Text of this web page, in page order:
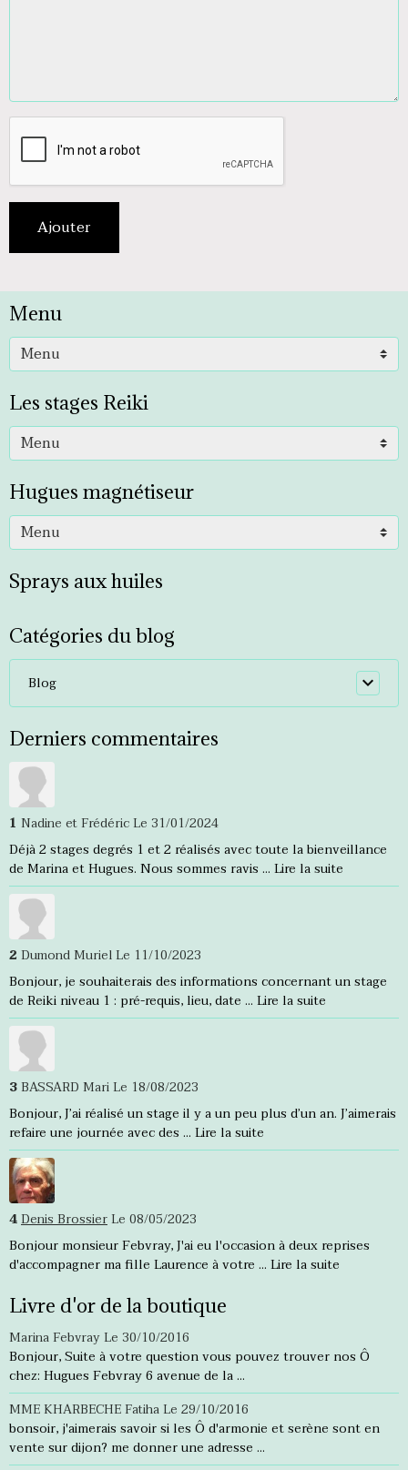
Ajouter
Menu
Les stages Reiki
Hugues magnétiseur
Sprays aux huiles
Catégories du blog
Blog
Derniers commentaires
1 Nadine et FrédéricLe 31/01/2024
Déjà 2 stages degrés 1 et 2 réalisés avec toute la bienveillance
de Marina et Hugues. Nous sommes ravis ... Lire la suite
2 Dumond MurielLe 11/10/2023
Bonjour, je souhaiterais des informations concernant un stage
de Reiki niveau 1 : pré-requis, lieu, date ... Lire la suite
3BASSARD MariLe 18/08/2023
Bonjour, J’ai réalisé un stage il y a un peu plus d’un an. J’aimerais
refaire une journée avec des ... Lire la suite
4Denis BrossierLe 08/05/2023
Bonjour monsieur Febvray, J'ai eu l'occasion à deux reprises
d'accompagner ma fille Laurence à votre ... Lire la suite
Livre d'or de la boutique
Marina FebvrayLe 30/10/2016
Bonjour, Suite à votre question vous pouvez trouver nos Ô
chez: Hugues Febvray 6 avenue de la ...
MME KHARBECHE FatihaLe 29/10/2016
bonsoir, j'aimerais savoir si les Ô d'armonie et serène sont en
vente sur dijon? me donner une adresse ...